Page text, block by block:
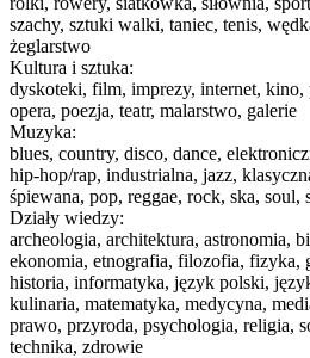
szachy, sztuki walki, taniec, tenis,
żeglarstwo
Kultura i sztuka:
dyskoteki, film, imprezy, internet, kino,
opera, poezja, teatr, malarstwo, galerie
Muzyka:
blues, country, disco, dance,
hip-hop/rap, industrialna, jazz,
śpiewana, pop, reggae, rock, ska, soul,
Działy wiedzy:
archeologia, architektura, astronomia,
ekonomia, etnografia, filozofia, fizyka,
historia, informatyka, język polski,
kulinaria, matematyka, medycyna,
prawo, przyroda, psychologia, religia,
technika, zdrowie